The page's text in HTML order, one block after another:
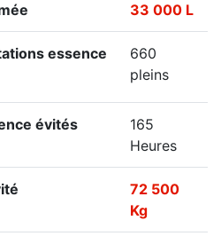
33 000 L
essence
660
pleins
évités
165
Heures
72 500
Kg